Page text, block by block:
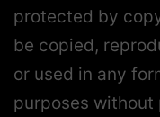
protected by
be copied,
or used in any
purposes